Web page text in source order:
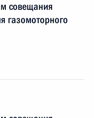
совещания
газомоторного